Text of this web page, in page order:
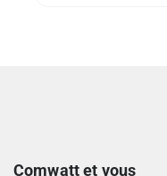
Comwatt et vous